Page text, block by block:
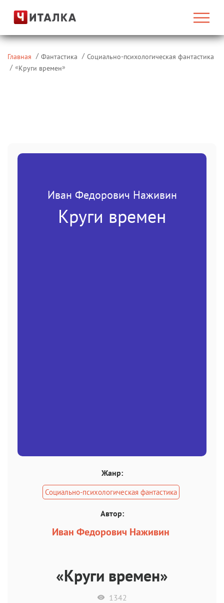
Главная Фантастика
Социально-психологическая фантастика
«Круги времен»
Иван Федорович Наживин
Круги времен
Жанр:
Социально-психологическая фантастика
Автор:
Иван Федорович Наживин
«Круги времен»
1342